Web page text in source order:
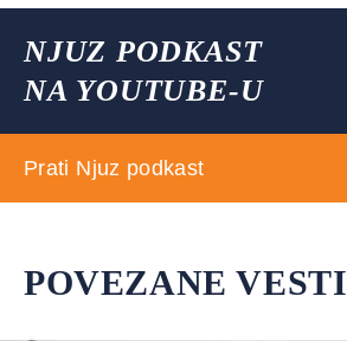
NJUZ PODKAST
NA YOUTUBE-U
Prati Njuz podkast
POVEZANE VESTI